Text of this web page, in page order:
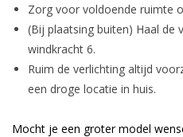
Zorg voor voldoende ruimte
(Bij plaatsing buiten) Haal de
windkracht 6.
Ruim de verlichting altijd
een droge locatie in huis.
Mocht je een groter model